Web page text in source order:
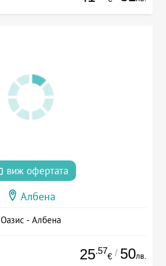
виж офертата
Албена
Оазис - Албена
25.57
€ / 50лв.